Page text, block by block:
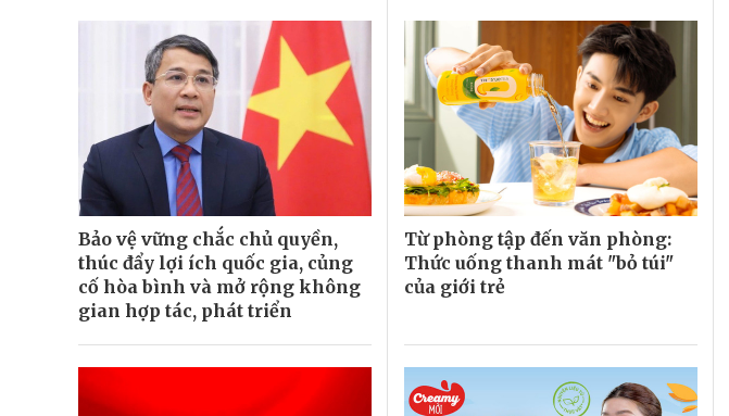
Bảo vệ vững chắc chủ quyền,
thúc đẩy lợi ích quốc gia, củng
cố hòa bình và mở rộng không
gian hợp tác, phát triển
Từ phòng tập đến văn phòng:
Thức uống thanh mát "bỏ túi"
của giới trẻ